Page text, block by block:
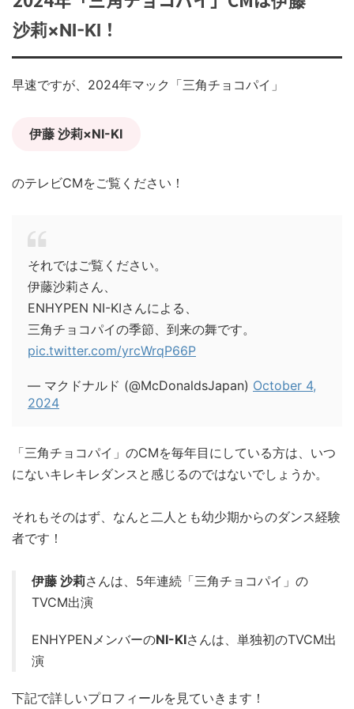
沙莉×NI-KI ！
早速ですが、2024年マック「三角チョコパイ」
伊藤 沙莉×NI-KI
のテレビCMをご覧ください！
それではご覧ください。
伊藤沙莉さん、
ENHYPEN NI-KIさんによる、
三角チョコパイの季節、到来の舞です。
pic.twitter.com/yrcWrqP66P
— マクドナルド (@McDonaldsJapan) October 4,
2024
「三角チョコパイ」のCMを毎年目にしている方は、いつ
にないキレキレダンスと感じるのではないでしょうか。
それもそのはず、なんと二人とも幼少期からのダンス経験
者です！
伊藤 沙莉さんは、5年連続「三角チョコパイ」の
TVCM出演
ENHYPENメンバーのNI-KIさんは、単独初のTVCM出
演
下記で詳しいプロフィールを見ていきます！